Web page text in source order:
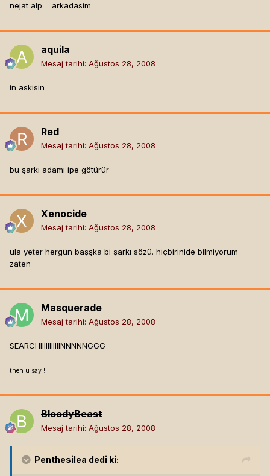
nejat alp = arkadasim
aquila
Mesaj tarihi: Ağustos 28, 2008
in askisin
Red
Mesaj tarihi: Ağustos 28, 2008
bu şarkı adamı ipe götürür
Xenocide
Mesaj tarihi: Ağustos 28, 2008
ula yeter hergün başşka bi şarkı sözü. hiçbirinide bilmiyorum
zaten
Masquerade
Mesaj tarihi: Ağustos 28, 2008
SEARCHIIIIIIIIIIINNNNNGGG
then u say !
BloodyBeast
Mesaj tarihi: Ağustos 28, 2008
Penthesilea dedi ki: